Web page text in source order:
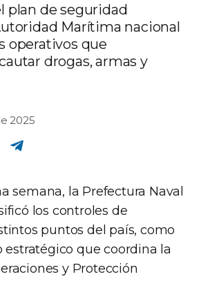
plan de seguridad
Marítima nacional
operativos que
drogas, armas y
2025
semana, la Prefectura Naval
los controles de
puntos del país, como
estratégico que coordina la
y Protección